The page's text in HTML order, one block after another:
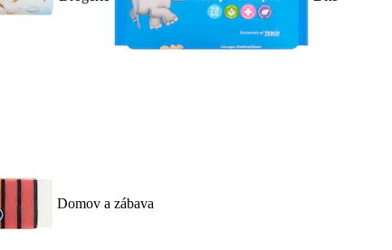
Domov a zábava